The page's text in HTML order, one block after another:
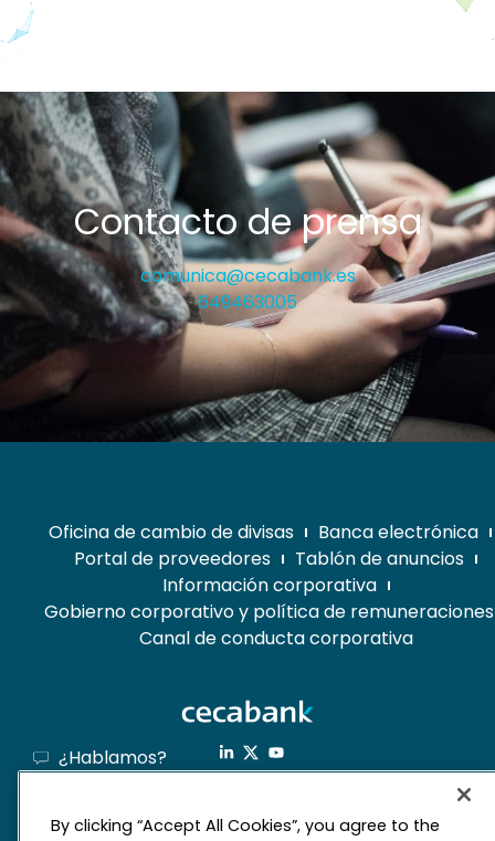
Contacto de prensa
comunica@cecabank.es
649463005
Oficina de cambio de divisas
Banca electrónica
Portal de proveedores
Tablón de anuncios
Información corporativa
Gobierno corporativo y política de remuneraciones
Canal de conducta corporativa
¿Hablamos?
By clicking “Accept All Cookies”, you agree to the